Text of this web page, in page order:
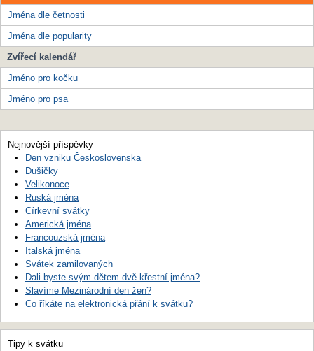
Jména dle četnosti
Jména dle popularity
Zvířecí kalendář
Jméno pro kočku
Jméno pro psa
Nejnovější příspěvky
Den vzniku Československa
Dušičky
Velikonoce
Ruská jména
Církevní svátky
Americká jména
Francouzská jména
Italská jména
Svátek zamilovaných
Dali byste svým dětem dvě křestní jména?
Slavíme Mezinárodní den žen?
Co říkáte na elektronická přání k svátku?
Tipy k svátku